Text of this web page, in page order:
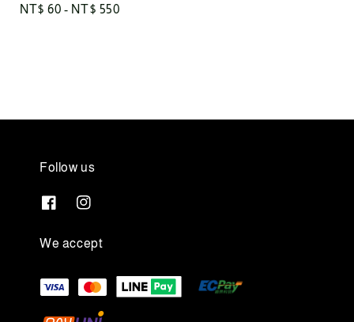
Regular
NT$ 60 - NT$ 550
Follow us
We accept